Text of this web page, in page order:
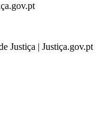
Justiça | Justiça.gov.pt